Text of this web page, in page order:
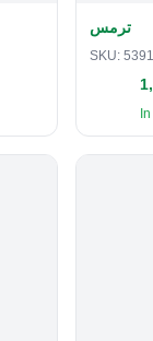
ترمس
SKU: 5391